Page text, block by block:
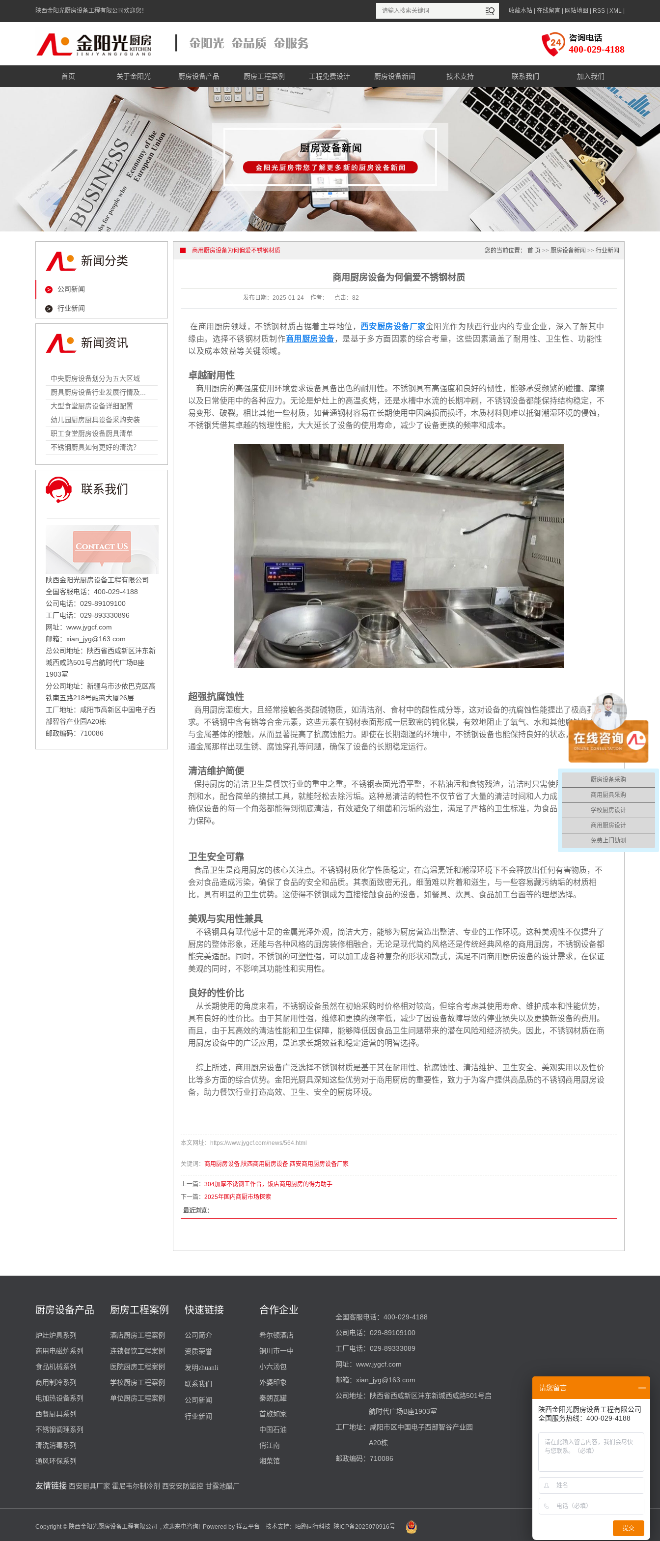
陕西金阳光厨房设备工程有限公司欢迎您！ 收藏本站 在线留言 网站地图 RSS XML
400-029-4188
首页 关于金阳光
金阳光简介
金阳光资质
金阳光zhuanli证书
厨房设备产品
炉灶炉具系列
商用电磁炉系列
食品机械系列
商用制冷系列
电加热设备系列
西餐厨具系列
不锈钢调理系列
清洗消毒系列
通风环保系列
厨房工程案例
酒店厨房工程案例
连锁餐饮工程案例
学校厨房工程案例
单位厨房工程案例
工程免费设计
商用厨房设计理念
商用厨房设计流程
商用厨房免费设计
厨房设备新闻
公司新闻
技术支持
售后服务
资料下载
联系我们
联系方式
在线咨询
加入我们
新闻分类
公司新闻
行业新闻
新闻资讯
中央厨房设备划分为五大区域
厨具厨房设备行业发展行情及...
大型食堂厨房设备详细配置
幼儿园厨房厨具设备采购安装
职工食堂厨房设备厨具清单
不锈钢厨具如何更好的清洗？
联系我们
陕西金阳光厨房设备工程有限公司
全国客服电话：400-029-4188
公司电话：029-89109100
工厂电话：029-893330896
网址： www.jygcf.com
邮箱：xian_jyg@163.com
总公司地址：陕西省西咸新区沣东新
城西咸路501号启航时代广场B座
1903室
分公司地址：新疆乌市沙依巴克区高
铁南五路218号融商大厦26层
工厂地址：咸阳市高新区中国电子西
部智谷产业园A20栋
邮政编码：710086
商用厨房设备为何偏爱不锈钢材质 您的当前位置： 首 页 >> 厨房设备新闻 >> 行业新闻
商用厨房设备为何偏爱不锈钢材质
发布日期： 2025-01-24 作者： 点击： 82
在商用厨房领域，不锈钢材质占据着主导地位， 西安厨房设备厂家金阳光作为陕西行业内的专业企业，深入了解其中
缘由。选择不锈钢材质制作商用厨房设备，是基于多方面因素的综合考量，这些因素涵盖了耐用性、卫生性、功能性
以及成本效益等关键领域。
卓越耐用性
商用厨房的高强度使用环境要求设备具备出色的耐用性。不锈钢具有高强度和良好的韧性，能够承受频繁的碰撞、摩擦
以及日常使用中的各种应力。无论是炉灶上的高温炙烤，还是水槽中水流的长期冲刷，不锈钢设备都能保持结构稳定，不
易变形、破裂。相比其他一些材质，如普通钢材容易在长期使用中因磨损而损坏，木质材料则难以抵御潮湿环境的侵蚀，
不锈钢凭借其卓越的物理性能，大大延长了设备的使用寿命，减少了设备更换的频率和成本。
超强抗腐蚀性
商用厨房湿度大，且经常接触各类酸碱物质，如清洁剂、食材中的酸性成分等，这对设备的抗腐蚀性能提出了极高要
求。不锈钢中含有铬等合金元素，这些元素在钢材表面形成一层致密的钝化膜，有效地阻止了氧气、水和其他腐蚀性介质
与金属基体的接触，从而显著提高了抗腐蚀能力。即使在长期潮湿的环境中，不锈钢设备也能保持良好的状态，不会像普
通金属那样出现生锈、腐蚀穿孔等问题，确保了设备的长期稳定运行。
清洁维护简便
保持厨房的清洁卫生是餐饮行业的重中之重。不锈钢表面光滑平整，不粘油污和食物残渣，清洁时只需使用普通的清洁
剂和水，配合简单的擦拭工具，就能轻松去除污垢。这种易清洁的特性不仅节省了大量的清洁时间和人力成本，而且能够
确保设备的每一个角落都能得到彻底清洁，有效避免了细菌和污垢的滋生，满足了严格的卫生标准，为食品安全提供了有
力保障。
卫生安全可靠
食品卫生是商用厨房的核心关注点。不锈钢材质化学性质稳定，在高温烹饪和潮湿环境下不会释放出任何有害物质，不
会对食品造成污染，确保了食品的安全和品质。其表面致密无孔，细菌难以附着和滋生，与一些容易藏污纳垢的材质相
比，具有明显的卫生优势。这使得不锈钢成为直接接触食品的设备，如餐具、炊具、食品加工台面等的理想选择。
美观与实用性兼具
不锈钢具有现代感十足的金属光泽外观，简洁大方，能够为厨房营造出整洁、专业的工作环境。这种美观性不仅提升了
厨房的整体形象，还能与各种风格的厨房装修相融合，无论是现代简约风格还是传统经典风格的商用厨房，不锈钢设备都
能完美适配。同时，不锈钢的可塑性强，可以加工成各种复杂的形状和款式，满足不同商用厨房设备的设计需求，在保证
美观的同时，不影响其功能性和实用性。
良好的性价比
从长期使用的角度来看，不锈钢设备虽然在初始采购时价格相对较高，但综合考虑其使用寿命、维护成本和性能优势，
具有良好的性价比。由于其耐用性强，维修和更换的频率低，减少了因设备故障导致的停业损失以及更换新设备的费用。
而且，由于其高效的清洁性能和卫生保障，能够降低因食品卫生问题带来的潜在风险和经济损失。因此，不锈钢材质在商
用厨房设备中的广泛应用，是追求长期效益和稳定运营的明智选择。
综上所述，商用厨房设备广泛选择不锈钢材质是基于其在耐用性、抗腐蚀性、清洁维护、卫生安全、美观实用以及性价
比等多方面的综合优势。金阳光厨具深知这些优势对于商用厨房的重要性，致力于为客户提供高品质的不锈钢商用厨房设
备，助力餐饮行业打造高效、卫生、安全的厨房环境。
本文网址：https://www.jygcf.com/news/564.html
关键词： 商用厨房设备,陕西商用厨房设备,西安商用厨房设备厂家
上一篇： 304加厚不锈钢工作台，饭店商用厨房的得力助手
下一篇： 2025年国内商厨市场探索
最近浏览：
厨房设备产品
炉灶炉具系列
商用电磁炉系列
食品机械系列
商用制冷系列
电加热设备系列
西餐厨具系列
不锈钢调理系列
清洗消毒系列
通风环保系列
厨房工程案例
酒店厨房工程案例
连锁餐饮工程案例
医院厨房工程案例
学校厨房工程案例
单位厨房工程案例
快速链接
公司简介
资质荣誉
发明zhuanli
联系我们
公司新闻
行业新闻
合作企业
希尔顿酒店
铜川市一中
小六汤包
外婆印象
秦朗瓦罐
首旅如家
中国石油
俏江南
湘菜馆
全国客服电话：400-029-4188
公司电话：029-89109100
工厂电话：029-89333089
网址： www.jygcf.com
邮箱：xian_jyg@163.com
公司地址：陕西省西咸新区沣东新城西咸路501号启
航时代广场B座1903室
工厂地址：咸阳市区中国电子西部智谷产业园
A20栋
邮政编码：710086
友情链接 西安厨具厂家 霍尼韦尔制冷剂 西安安防监控 甘露池醋厂
Copyright © 陕西金阳光厨房设备工程有限公司 , 欢迎来电咨询! Powered by 祥云平台 技术支持： 陌路同行科技 陕ICP备2025070916号
厨房设备采购
商用厨具采购
学校厨房设计
商用厨房设计
免费上门勘测
请您留言
陕西金阳光厨房设备工程有限公司
全国服务热线：400-029-4188
提交